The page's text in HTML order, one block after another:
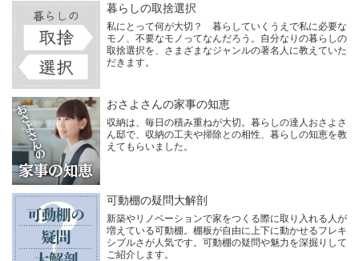
暮らしの取捨選択
私にとって何が大切？ 暮らしていくうえで私に必要な
モノ、不要なモノってなんだろう。自分なりの暮らしの
取捨選択を、さまざまなジャンルの著名人に教えていた
だきます。
おさよさんの家事の知恵
収納は、毎日の積み重ねが大切。暮らしの達人おさよさ
ん邸で、収納の工夫や掃除との相性、暮らしの知恵を教
えてもらいました。
可動棚の疑問大解剖
新築やリノベーションで家をつくる際に取り入れる人が
増えている可動棚。棚板が自由に上下に動かせるフレキ
シブルさが人気です。可動棚の疑問や魅力を深掘りして
ご紹介します。